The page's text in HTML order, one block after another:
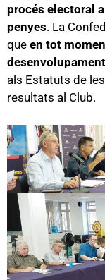
procés electoral
penyes. La
que en tot
als Estatuts de
resultats al Club.